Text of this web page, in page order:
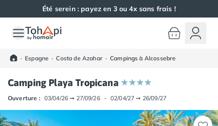
Été serein : payez en 3 ou 4x sans frais !
Toutes nos destinations
Camping Alsace
Camping Haut-Rhin
Camping Colmar
Camping Mulhouse
Camping Munster
· Espagne · Costa de Azahar · Campings à Alcossebre
Camping Playa Tropicana
Ouverture : 03/04/26 ➞ 27/09/26 - 02/04/27 ➞ 26/09/27